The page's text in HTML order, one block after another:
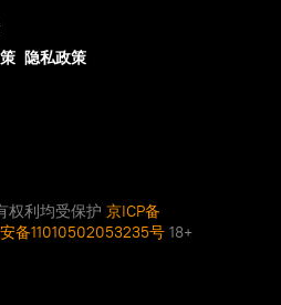
隐私政策
利均受保护 京ICP备
备11010502053235号 18+